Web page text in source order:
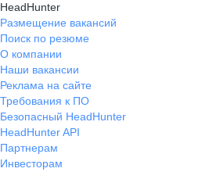
грузовую вообще молчу, если не
ошибаюсь, то начинается от 10 лет.
Можно просто несколько дней и
более просидеть на ремонте в
ожидании запчастейи это
оплачивается копейками и
руководство относится к этому,
как будто эта ваша вина. Бытовые
условия очень радуют, есть баня,
душь, прачечная, теплый туалет,
HeadHunter
Размещение вакансий
Поиск по резюме
О компании
Наши вакансии
Реклама на сайте
Требования к ПО
Безопасный HeadHunter
HeadHunter API
Партнерам
Инвесторам